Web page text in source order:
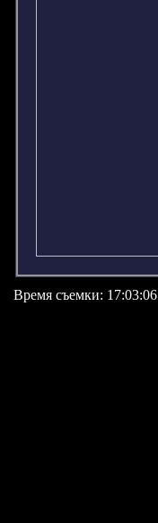
Время съемки: 17:03:06